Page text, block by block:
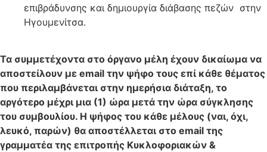
επιβράδυνσης και δημιουργία διάβασης πεζών στην
Ηγουμενίτσα.
Τα συμμετέχοντα στο όργανο μέλη έχουν δικαίωμα να
αποστείλουν με email την ψήφο τους επί κάθε θέματος
που περιλαμβάνεται στην ημερήσια διάταξη, το
αργότερο μέχρι μια (1) ώρα μετά την ώρα σύγκλησης
του συμβουλίου. Η ψήφος του κάθε μέλους (ναι, όχι,
λευκό, παρών) θα αποστέλλεται στο email της
γραμματέα της επιτροπής Κυκλοφοριακών &